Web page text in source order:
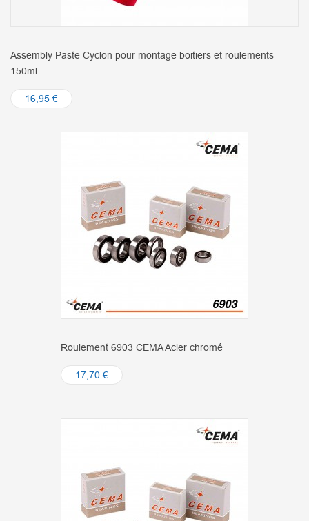
Assembly Paste Cyclon pour montage boitiers et roulements
150ml
16,95 €
Roulement 6903 CEMA Acier chromé
17,70 €